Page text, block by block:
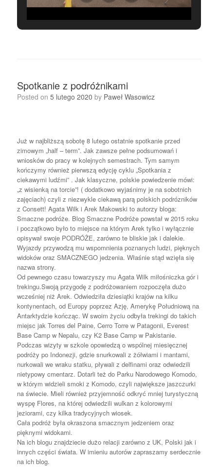
Spotkanie z podróżnikami
Posted on 5 lutego 2020 by Paweł Wasowicz
Już w najbliższą sobotę 8 lutego ostatnie spotkanie przed
zimowym „half – term”. Jak zawsze pełne podsumowań i
wniosków do pracy w kolejnych semestrach. Tym samym
kończymy również pierwszą edycję cyklu „Spotkania z
ciekawymi ludźmi” . Jak klasyczne, polskie powiedzenie mówi:
„z wisienką na torcie”! ( dodatkowo wyjaśnimy je na sobotnich
zajęciach) czyli z niezwykle ciekawą parą polskich podrózników
z Consett! Agata Wilk i Arek Makowski to autorzy bloga:
Smaczne podróże. Blog Smaczne Podróże powstał w 2015 roku
i początkowo było to miejsce na którym Arek tylko i wyłącznie
opisywał swoje PODRÓŻE, zarówno te bliskie jak i dalekie.
Wyjazdy przywodzą mu wspomnienia poznanych ludzi, pięknych
widoków oraz SMACZNEGO jedzenia. Właśnie stąd wzięła się
nazwa strony.
Od pewnego czasu towarzyszy mu Agata Wilk miłośniczka gór i
trekingu.Swoją przygodę z podróżowaniem rozpoczęła dużo
wcześniej niż Arek. Odwiedziła dziesiątki krajów na kilku
kontynentach, od Europy poprzez Azję, Amerykę Południową na
Antarktydzie kończąc. W swoim życiu odbyła trekingi do takich
miejsc jak Torres del Paine, Cerro Torre w Patagonii, Everest
Base Camp w Nepalu, czy K2 Base Camp w Pakistanie.
Podczas wizyty w szkole opowiedzą o wspólnej miesięcznej
podróży po Indonezji, gdzie snurkowali z żółwiami i mantami,
nurkowali we wraku statku, pływali z delfinami oraz odwiedzili
nietypowy cmentarz. Dotarli też do Parku Narodowego Komodo,
w którym widzieli smoki z Komodo, czyli największe jaszczurki
na świecie. Mieli również przyjemność odkryć mniej turystyczną
wyspę Flores, na której odwiedzili wulkan z kolorowymi
jeziorami, czy kilka tradycyjnych wiosek.
Cała podróż była okraszona smacznym jedzeniem oraz
pięknymi widokami.
Na ich blogu znajdziecie dużo relacji zarówno z UK, Polski jak i
innych części świata. W imieniu autorów zapraszamy serdecznie
na ich blog.